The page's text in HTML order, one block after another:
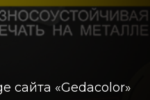
сайта «Gedacolor»